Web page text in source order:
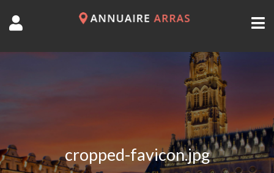
cropped-favicon.jpg